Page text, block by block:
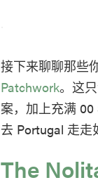
接下来聊聊那些
Patchwork。这
案，加上充满
去 Portugal 走走
The